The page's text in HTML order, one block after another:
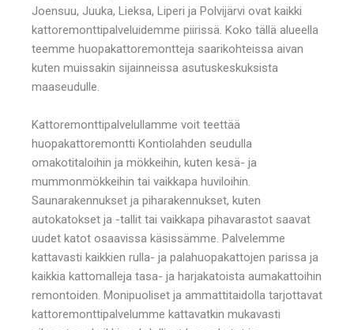
Joensuu, Juuka, Lieksa, Liperi ja Polvijärvi ovat kaikki
kattoremonttipalveluidemme piirissä. Koko tällä alueella
teemme huopakattoremontteja saarikohteissa aivan
kuten muissakin sijainneissa asutuskeskuksista
maaseudulle.
Kattoremonttipalvelullamme voit teettää
huopakattoremontti Kontiolahden seudulla
omakotitaloihin ja mökkeihin, kuten kesä- ja
mummonmökkeihin tai vaikkapa huviloihin.
Saunarakennukset ja piharakennukset, kuten
autokatokset ja -tallit tai vaikkapa pihavarastot saavat
uudet katot osaavissa käsissämme. Palvelemme
kattavasti kaikkien rulla- ja palahuopakattojen parissa ja
kaikkia kattomalleja tasa- ja harjakatoista aumakattoihin
remontoiden. Monipuoliset ja ammattitaidolla tarjottavat
kattoremonttipalvelumme kattavatkin mukavasti